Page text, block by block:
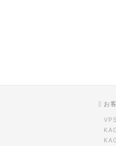
お
VPS